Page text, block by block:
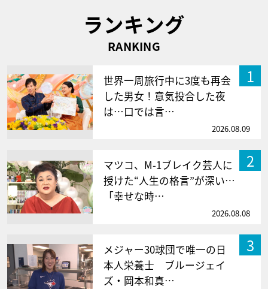
ランキング
RANKING
1
世界一周旅行中に3度も再会
した男女！意気投合した夜
は…口では言…
2026.08.09
2
マツコ、M-1ブレイク芸人に
授けた“人生の格言”が深い…
「幸せな時…
2026.08.08
3
メジャー30球団で唯一の日
本人栄養士 ブルージェイ
ズ・岡本和真…